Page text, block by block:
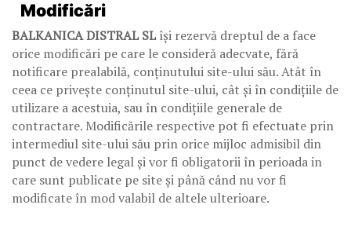
Modificări
BALKANICA DISTRAL SLîși rezervă dreptul de a face
orice modificări pe care le consideră adecvate, fără
notificare prealabilă, conținutului site-ului său. Atât în
ceea ce privește conținutul site-ului, cât și în condițiile de
utilizare a acestuia, sau în condițiile generale de
contractare. Modificările respective pot fi efectuate prin
intermediul site-ului său prin orice mijloc admisibil din
punct de vedere legal și vor fi obligatorii în perioada in
care sunt publicate pe site și până când nu vor fi
modificate în mod valabil de altele ulterioare.